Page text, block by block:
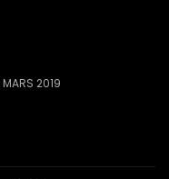
MARS 2019